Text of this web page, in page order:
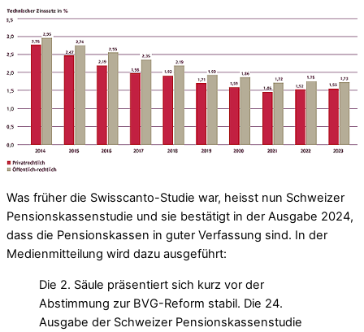
Was früher die Swisscanto-Studie war, heisst nun Schweizer
Pensionskassenstudie und sie bestätigt in der Ausgabe 2024,
dass die Pensionskassen in guter Verfassung sind. In der
Medienmitteilung wird dazu ausgeführt:
Die 2. Säule präsentiert sich kurz vor der
Abstimmung zur BVG-Reform stabil. Die 24.
Ausgabe der Schweizer Pensionskassenstudie